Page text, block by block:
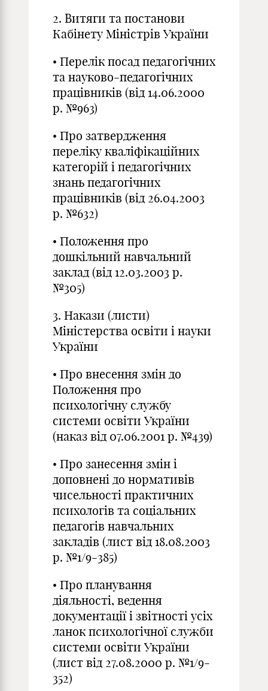
2. Витяги та постанови
Кабінету Міністрів України
• Перелік посад педагогічних
та науково-педагогічних
працівників (від 14.06.2000
р. №963)
• Про затвердження
переліку кваліфікаційних
категорій і педагогічних
знань педагогічних
працівників (від 26.04.2003
р. №632)
• Положення про
дошкільний навчальний
заклад (від 12.03.2003 р.
№305)
3. Накази (листи)
Міністерства освіти і науки
України
• Про внесення змін до
Положення про
психологічну службу
системи освіти України
(наказ від 07.06.2001 р. №439)
• Про занесення змін і
доповнені до нормативів
чисельності практичних
психологів та соціальних
педагогів навчальних
закладів (лист від 18.08.2003
р. №1/9-385)
• Про планування
діяльності, ведення
документації і звітності усіх
ланок психологічної служби
системи освіти України
(лист від 27.08.2000 р. №1/9-
352)